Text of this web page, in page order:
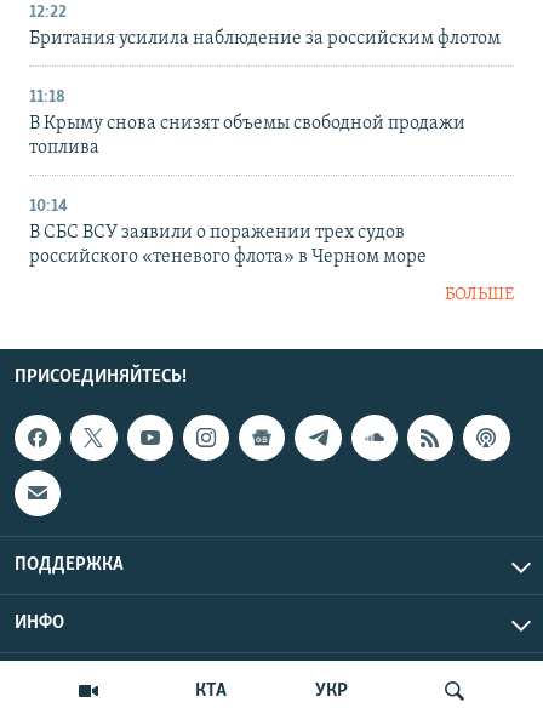
КТА УКР
12:22
Британия усилила наблюдение за российским флотом
11:18
В Крыму снова снизят объемы свободной продажи
топлива
10:14
В СБС ВСУ заявили о поражении трех судов
российского «теневого флота» в Черном море
БОЛЬШЕ
ПРИСОЕДИНЯЙТЕСЬ!
ПОДДЕРЖКА
ИНФО
Copyright Крым.Реалии, 2026 | Все права защищены.
UTC+3